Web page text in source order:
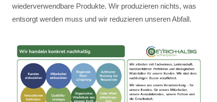
wiederverwendbare Produkte. Wir produzieren nichts, was
entsorgt werden muss und wir reduzieren unseren Abfall.